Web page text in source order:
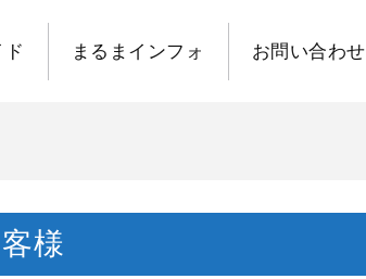
まるまインフォ お問い合わせ
知らせよう！
知らせよう！
様